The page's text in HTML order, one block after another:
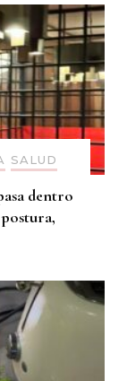
SALUD
dentro